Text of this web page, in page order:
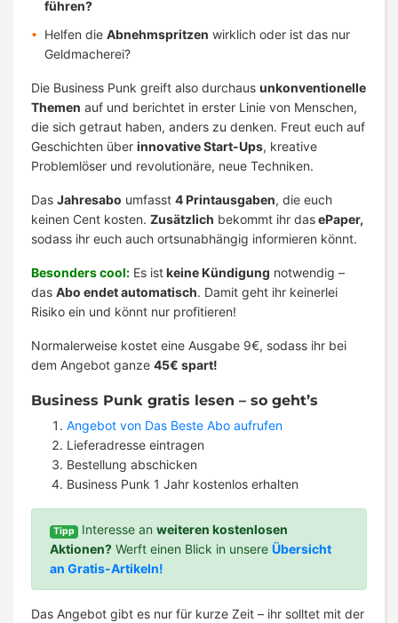
führen?
Helfen die Abnehmspritzen wirklich oder ist das nur
Geldmacherei?
Die Business Punk greift also durchaus unkonventionelle
Themen auf und berichtet in erster Linie von Menschen,
die sich getraut haben, anders zu denken. Freut euch auf
Geschichten über innovative Start-Ups, kreative
Problemlöser und revolutionäre, neue Techniken.
Das Jahresabo umfasst 4 Printausgaben, die euch
keinen Cent kosten. Zusätzlich bekommt ihr dasePaper,
sodass ihr euch auch ortsunabhängig informieren könnt.
Besonders cool: Es istkeine Kündigung notwendig –
das Abo endet automatisch. Damit geht ihr keinerlei
Risiko ein und könnt nur profitieren!
Normalerweise kostet eine Ausgabe 9€, sodass ihr bei
dem Angebot ganze 45€ spart!
Business Punk gratis lesen – so geht’s
Angebot von Das Beste Abo aufrufen
Lieferadresse eintragen
Bestellung abschicken
Business Punk 1 Jahr kostenlos erhalten
Tipp Interesse anweiteren kostenlosen
Aktionen? Werft einen Blick in unsere Übersicht
an Gratis-Artikeln!
Das Angebot gibt es nur für kurze Zeit – ihr solltet mit der